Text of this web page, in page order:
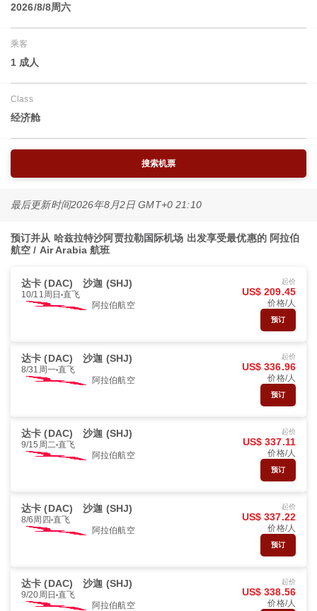
2026/8/8周六
乘客
1 成人
Class
经济舱
搜索机票
最后更新时间2026年8月2日 GMT+0 21:10
预订并从 哈兹拉特沙阿贾拉勒国际机场 出发享受最优惠的 阿拉伯
航空 / Air Arabia 航班
达卡 (DAC) 沙迦 (SHJ)
10/11周日 直飞
阿拉伯航空
起价
US$ 209.45
价格/人
预订
达卡 (DAC) 沙迦 (SHJ)
8/31周一 直飞
阿拉伯航空
起价
US$ 336.96
价格/人
预订
达卡 (DAC) 沙迦 (SHJ)
9/15周二 直飞
阿拉伯航空
起价
US$ 337.11
价格/人
预订
达卡 (DAC) 沙迦 (SHJ)
8/6周四 直飞
阿拉伯航空
起价
US$ 337.22
价格/人
预订
达卡 (DAC) 沙迦 (SHJ)
9/20周日 直飞
阿拉伯航空
起价
US$ 338.56
价格/人